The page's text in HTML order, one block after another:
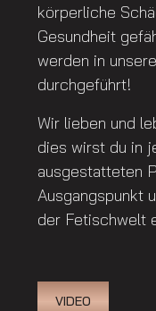
körperliche
Gesundheit
werden in
durchgeführt!
Wir lieben und
dies wirst du in
ausgestatteten
Ausgangspunkt
der Fetischwelt
VIDEO